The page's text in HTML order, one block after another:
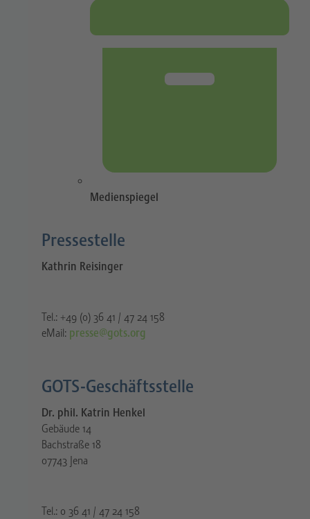
Medienspiegel
Pressestelle​
Kathrin Reisinger
Tel.: +49 (0) 36 41 / 47 24 158
eMail: presse@gots.org
GOTS-Geschäftsstelle
Dr. phil. Katrin Henkel
Gebäude 14
Bachstraße 18
07743 Jena
Tel.: 0 36 41 / 47 24 158